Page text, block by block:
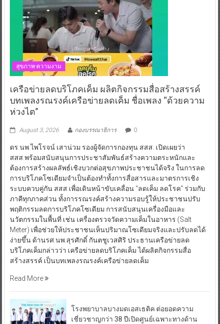
สุขภาพ-ความงาม
เครือข่ายลดบริโภคเค็ม ผลิตกิจกรรมสื่อสร้างสรรค์
บทเพลงรณรงค์เครือข่ายลดเค็ม ชื่อเพลง “ด้วยความ
ห่วงไต”
August 3, 2026 กองบรรณาธิการ 0
ดร.นพ.ไพโรจน์ เสาน่วม รองผู้จัดการกองทุน สสส. เปิดเผยว่า
สสส.พร้อมสนับสนุนการประชาสัมพันธ์สร้างความตระหนักและ
ต้องการสร้างผลลัพธ์เชิงบวกต่อสุขภาพประชาชนได้จริง ในการลด
การบริโภคโซเดียมจำเป็นต้องทำทั้งการสื่อสารและมาตรการเชิง
ระบบควบคู่กัน สสส.เพื่อเดินหน้าขับเคลื่อน “ลดเค็ม ลดโรค” ร่วมกับ
ภาคีทุกภาคส่วน ทั้งการรณรงค์สร้างความรอบรู้ให้ประชาชนปรับ
พฤติกรรมลดการบริโภคโซเดียม การสนับสนุนเครื่องมือและ
นวัตกรรมในพื้นที่ เช่น เครื่องตรวจวัดความเค็มในอาหาร (Salt
Meter) เพื่อช่วยให้ประชาชนเห็นปริมาณโซเดียมจริงและปรับลดได้
ง่ายขึ้น ด้านรศ.นพ.สุรศักดิ์ กันตชูเวสศิริ ประธานเครือข่ายลด
บริโภคเค็มกล่าวว่า เครือข่ายลดบริโภคเค็ม ได้ผลิตกิจกรรมสื่อ
สร้างสรรค์ เป็นบทเพลงรณรงค์เครือข่ายลดเค็ม
Read More
โรงพยาบาลบางมดเอสเธติค ต่อยอดความ
เชี่ยวชาญกว่า 38 ปีเปิดศูนย์เฉพาะทางด้าน